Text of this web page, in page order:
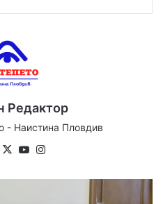
Редактор
- Наистина Пловдив
Facebook
X YouTube